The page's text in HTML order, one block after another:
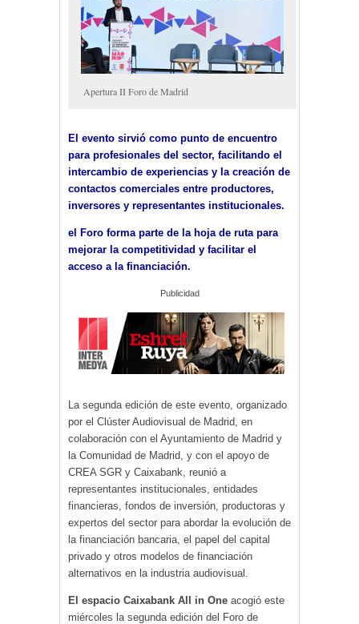
Apertura II Foro de Madrid
El evento sirvió como punto de encuentro
para profesionales del sector, facilitando el
intercambio de experiencias y la creación de
contactos comerciales entre productores,
inversores y representantes institucionales.
el Foro forma parte de la hoja de ruta para
mejorar la competitividad y facilitar el
acceso a la financiación.
Publicidad
La segunda edición de este evento, organizado
por el Clúster Audiovisual de Madrid, en
colaboración con el Ayuntamiento de Madrid y
la Comunidad de Madrid, y con el apoyo de
CREA SGR y Caixabank, reunió a
representantes institucionales, entidades
financieras, fondos de inversión, productoras y
expertos del sector para abordar la evolución de
la financiación bancaria, el papel del capital
privado y otros modelos de financiación
alternativos en la industria audiovisual.
El espacio Caixabank All in One acogió este
miércoles la segunda edición del Foro de